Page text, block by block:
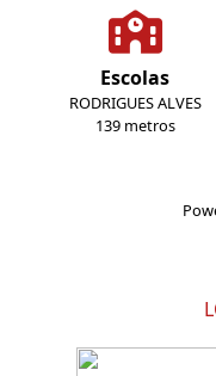
Escolas
RODRIGUES ALVES
139 metros